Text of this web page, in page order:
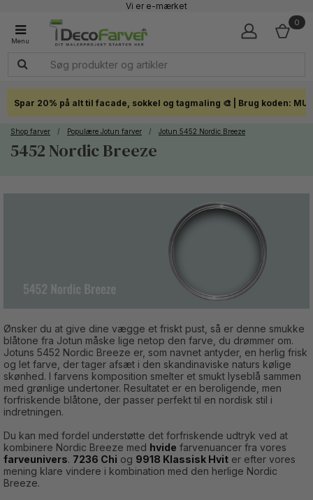
Vi er e-mærket
Faglig kundeservice 60 56 57 50
1-3 dages levering
0
Spar 20% på alt til facade, sokkel og tagmaling 🎨 | Brug koden:
Shop farver / Populære Jotun farver / Jotun 5452 Nordic Breeze
5452 Nordic Breeze
Ønsker du at give dine vægge et friskt pust, så er denne smukke
blåtone fra Jotun måske lige netop den farve, du drømmer om.
Jotuns 5452 Nordic Breeze er, som navnet antyder, en herlig frisk
og let farve, der tager afsæt i den skandinaviske naturs kølige
skønhed. I farvens komposition smelter et smukt lyseblå sammen
med grønlige undertoner. Resultatet er en beroligende, men
forfriskende blåtone, der passer perfekt til en nordisk stil i
indretningen.
Du kan med fordel understøtte det forfriskende udtryk ved at
kombinere Nordic Breeze med hvide farvenuancer fra vores
farveunivers. 7236 Chi og 9918 Klassisk Hvit er efter vores
mening klare vindere i kombination med den herlige Nordic
Breeze.